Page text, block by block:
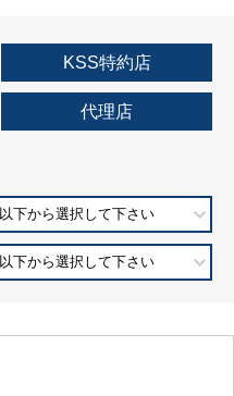
KSS特約店
代理店
以下から選択して下さい
以下から選択して下さい